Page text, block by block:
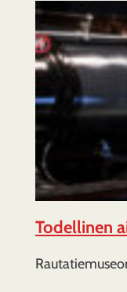
Todellinen